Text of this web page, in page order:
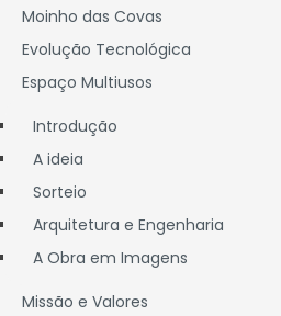
Moinho das Covas
Evolução Tecnológica
Espaço Multiusos
Introdução
A ideia
Sorteio
Arquitetura e Engenharia
A Obra em Imagens
Missão e Valores
LIGAÇÕES ÚTEIS